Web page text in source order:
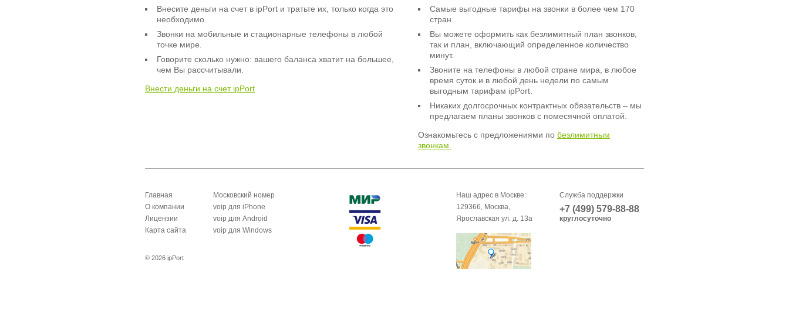
Внесите деньги на счет в ipPort и тратьте их, только когда это
необходимо.
Звонки на мобильные и стационарные телефоны в любой
точке мире.
Говорите сколько нужно: вашего баланса хватит на большее,
чем Вы рассчитывали.
Внести деньги на счет ipPort
Самые выгодные тарифы на звонки в более чем 170
стран.
Вы можете оформить как безлимитный план звонков,
так и план, включающий определенное количество
минут.
Звоните на телефоны в любой стране мира, в любое
время суток и в любой день недели по самым
выгодным тарифам ipPort.
Никаких долгосрочных контрактных обязательств – мы
предлагаем планы звонков с помесячной оплатой.
Ознакомьтесь с предложениями по безлимитным
звонкам.
Главная
О компании
Лицензии
Карта сайта
Московский номер
voip для iPhone
voip для Android
voip для Windows
Наш адрес в Москве:
129366, Москва,
Ярославская ул. д. 13а
Служба поддержки
+7 (499) 579-88-88
круглосуточно
© 2026 ipPort